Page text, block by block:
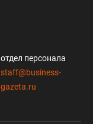
отдел персонала
staff@business-
gazeta.ru